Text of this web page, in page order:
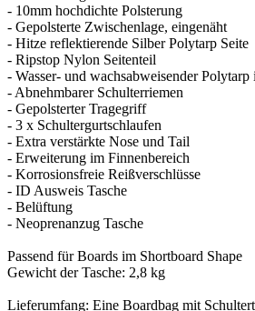
- 10mm hochdichte Polsterung
- Gepolsterte Zwischenlage, eingenäht
- Hitze reflektierende Silber Polytarp Seite
- Ripstop Nylon Seitenteil
- Wasser- und wachsabweisender Polytarp
- Abnehmbarer Schulterriemen
- Gepolsterter Tragegriff
- 3 x Schultergurtschlaufen
- Extra verstärkte Nose und Tail
- Erweiterung im Finnenbereich
- Korrosionsfreie Reißverschlüsse
- ID Ausweis Tasche
- Belüftung
- Neoprenanzug Tasche
Passend für Boards im Shortboard Shape
Gewicht der Tasche: 2,8 kg
Lieferumfang: Eine Boardbag mit